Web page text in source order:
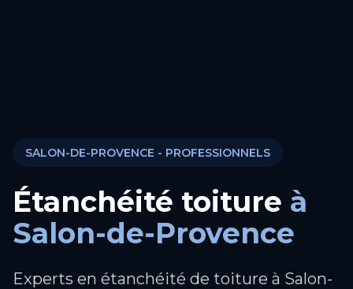
SALON-DE-PROVENCE - PROFESSIONNELS
Étanchéité toiture à
Salon-de-Provence
Experts en étanchéité de toiture à Salon-